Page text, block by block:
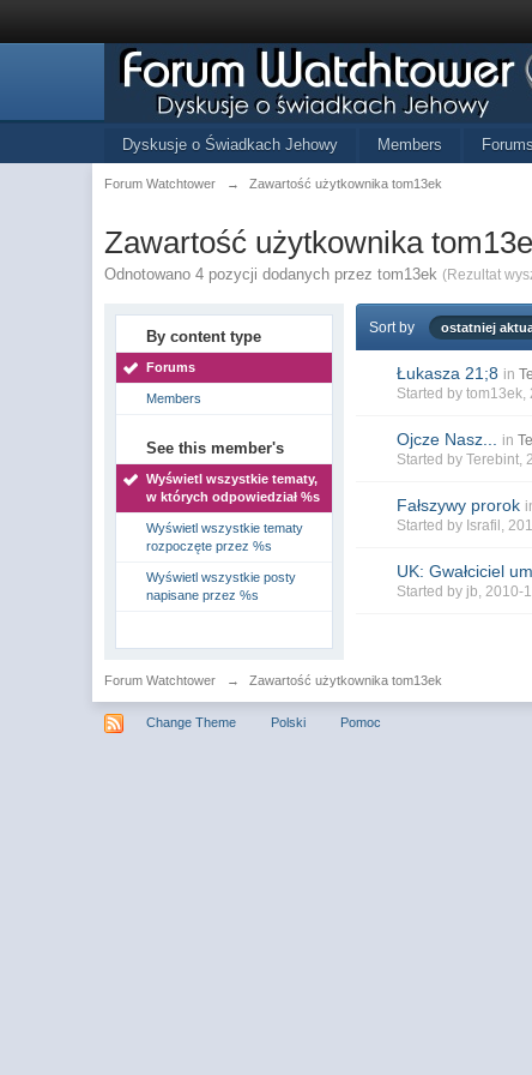
Dyskusje o Świadkach Jehowy Members Forums
Forum Watchtower → Zawartość użytkownika tom13ek
Zawartość użytkownika
Odnotowano 4 pozycji dodanych przez tom13ek (Rezultat
By content type
Forums
Members
See this member's
Wyświetl wszystkie tematy,
w których odpowiedział %s
Wyświetl wszystkie tematy
rozpoczęte przez %s
Wyświetl wszystkie posty
napisane przez %s
Sort by ostatniej
Łukasza 21;8 in
Started bytom13ek,
Ojcze Nasz... in
Started byTerebint,
Fałszywy prorok
Started by Israfil ,
UK: Gwałciciel
Started by jb, 2010-
Forum Watchtower → Zawartość użytkownika tom13ek
Change Theme Polski Pomoc